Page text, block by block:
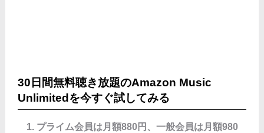
30日間無料聴き放題のAmazon Music
Unlimitedを今すぐ試してみる
プライム会員は月額880円、一般会員は月額980